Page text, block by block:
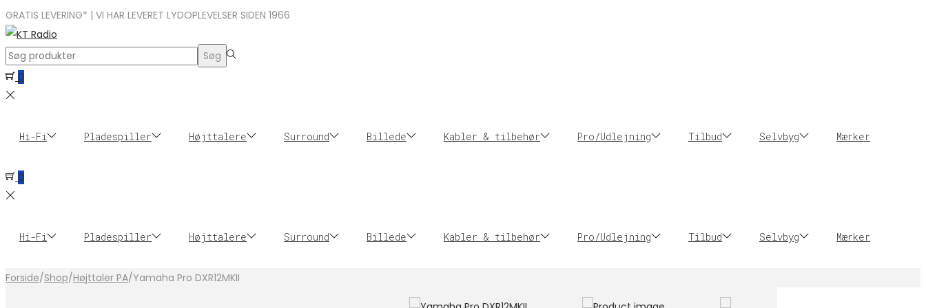
GRATIS LEVERING* | VI HAR LEVERET LYDOPLEVELSER SIDEN 1966
Search
for:>
Søg
0
Hi-Fi Pladespiller Højttalere Surround Billede Kabler & tilbehør Pro/Udlejning Tilbud Selvbyg Mærker
0
Hi-Fi Pladespiller Højttalere Surround Billede Kabler & tilbehør Pro/Udlejning Tilbud Selvbyg Mærker
Forside/Shop/Højttaler PA/Yamaha Pro DXR12MKII